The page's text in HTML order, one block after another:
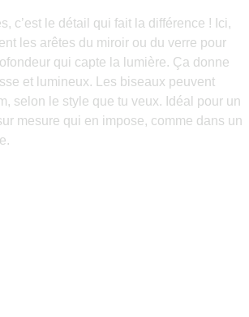
c’est le détail qui fait la différence ! Ici,
les arêtes du miroir ou du verre pour
qui capte la lumière. Ça donne
et lumineux. Les biseaux peuvent
selon le style que tu veux. Idéal pour un
mesure qui en impose, comme dans un